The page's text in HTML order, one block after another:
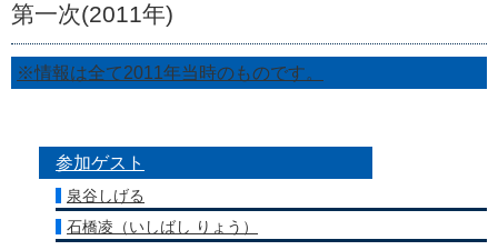
第一次(2011年)
※情報は全て2011年当時のものです。
参加ゲスト
泉谷しげる
石橋凌（いしばし りょう）